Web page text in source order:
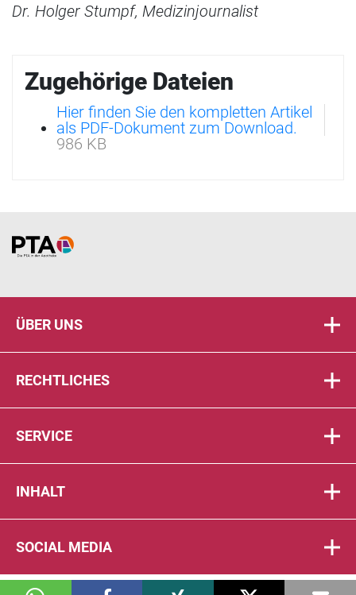
Dr. Holger Stumpf, Medizinjournalist
Zugehörige Dateien
Hier finden Sie den kompletten Artikel
als PDF-Dokument zum Download.
986 KB
Home
ÜBER UNS
RECHTLICHES
SERVICE
INHALT
SOCIAL MEDIA